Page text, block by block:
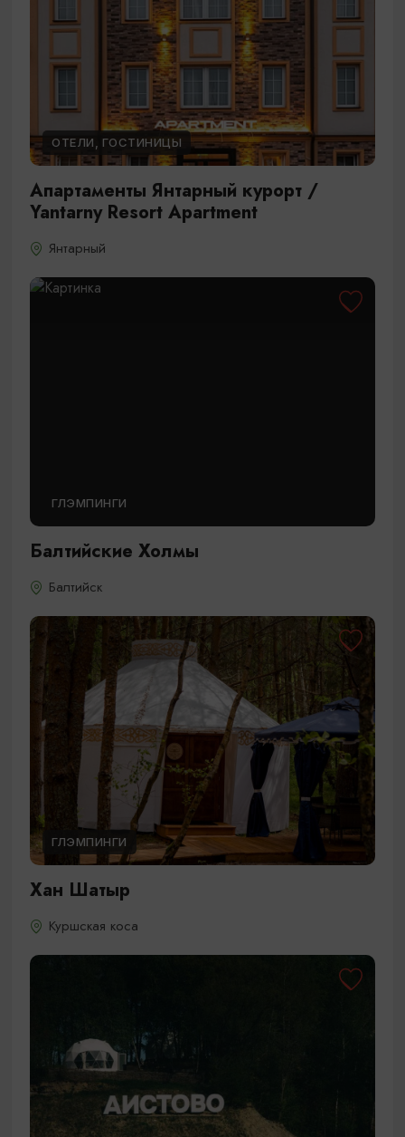
ОТЕЛИ, ГОСТИНИЦЫ
Апартаменты Янтарный курорт /
Yantarny Resort Apartment
Янтарный
ГЛЭМПИНГИ
Балтийские Холмы
Балтийск
ГЛЭМПИНГИ
Хан Шатыр
Куршская коса